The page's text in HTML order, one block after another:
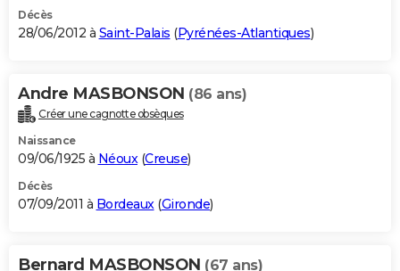
Décès
28/06/2012 à Saint-Palais (Pyrénées-Atlantiques)
Andre MASBONSON (86 ans)
Créer une cagnotte obsèques
Naissance
09/06/1925 à Néoux(Creuse)
Décès
07/09/2011 à Bordeaux(Gironde)
Bernard MASBONSON (67 ans)